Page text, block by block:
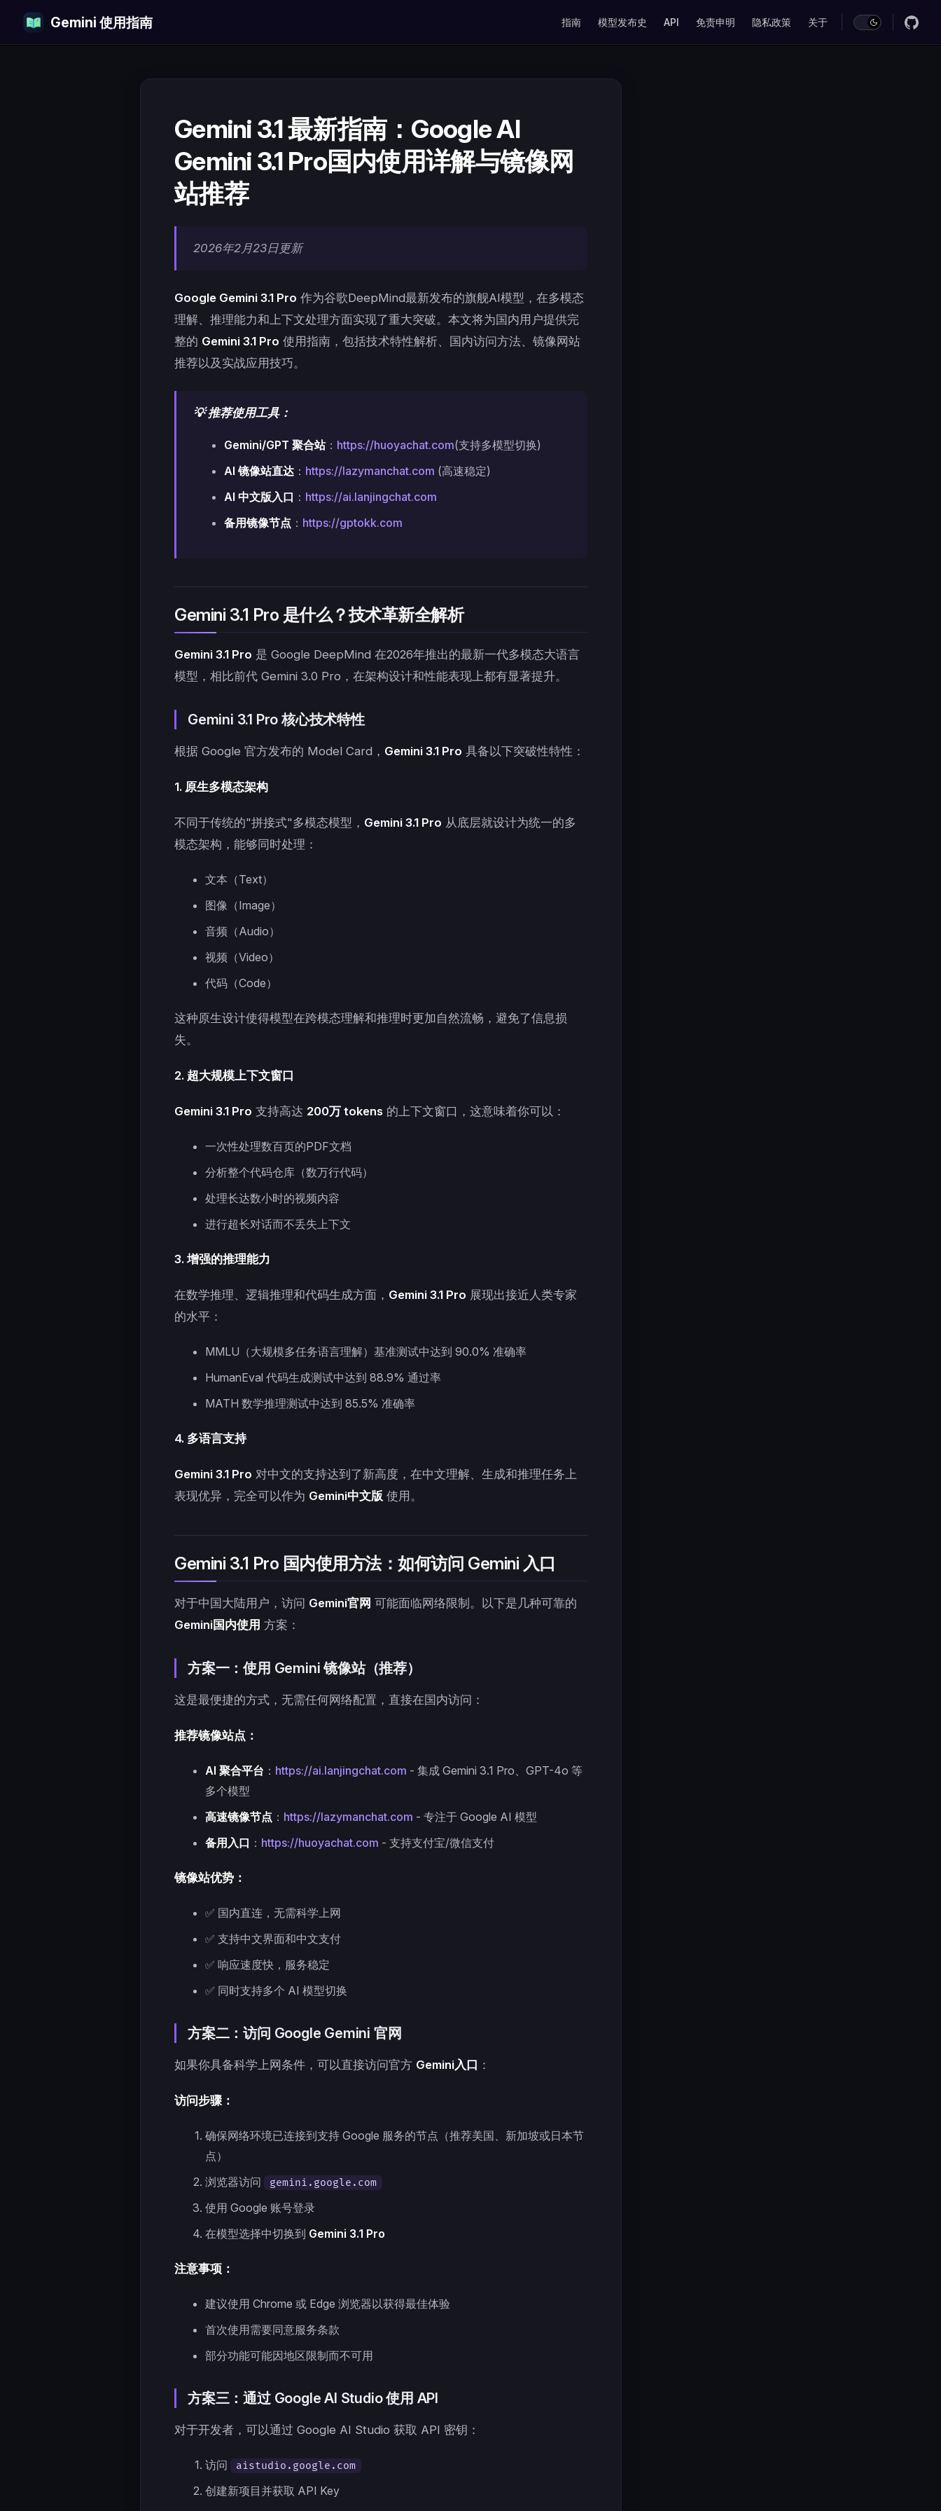
Skip to content
Gemini 使用指南 指南 模型发布史 API 免责申明 隐私政策 关于
Gemini 3.1 最新指南：Google AI
Gemini 3.1 Pro国内使用详解与镜像网
站推荐
2026年2月23日更新
Google Gemini 3.1 Pro 作为谷歌DeepMind最新发布的旗舰AI模型，在多模态
理解、推理能力和上下文处理方面实现了重大突破。本文将为国内用户提供完
整的 Gemini 3.1 Pro 使用指南，包括技术特性解析、国内访问方法、镜像网站
推荐以及实战应用技巧。
💡 推荐使用工具：
Gemini/GPT 聚合站： https://huoyachat.com(支持多模型切换)
AI 镜像站直达 ： https://lazymanchat.com (高速稳定)
AI 中文版入口 ： https://ai.lanjingchat.com
备用镜像节点 ： https://gptokk.com
Gemini 3.1 Pro 是什么？技术革新全解析
Gemini 3.1 Pro 是 Google DeepMind 在2026年推出的最新一代多模态大语言
模型，相比前代 Gemini 3.0 Pro，在架构设计和性能表现上都有显著提升。
Gemini 3.1 Pro 核心技术特性
根据 Google 官方发布的 Model Card， Gemini 3.1 Pro 具备以下突破性特性：
1. 原生多模态架构
不同于传统的"拼接式"多模态模型， Gemini 3.1 Pro 从底层就设计为统一的多
模态架构，能够同时处理：
文本（Text）
图像（Image）
音频（Audio）
视频（Video）
代码（Code）
这种原生设计使得模型在跨模态理解和推理时更加自然流畅，避免了信息损
失。
2. 超大规模上下文窗口
Gemini 3.1 Pro 支持高达 200万 tokens 的上下文窗口，这意味着你可以：
一次性处理数百页的PDF文档
分析整个代码仓库（数万行代码）
处理长达数小时的视频内容
进行超长对话而不丢失上下文
3. 增强的推理能力
在数学推理、逻辑推理和代码生成方面， Gemini 3.1 Pro 展现出接近人类专家
的水平：
MMLU（大规模多任务语言理解）基准测试中达到 90.0% 准确率
HumanEval 代码生成测试中达到 88.9% 通过率
MATH 数学推理测试中达到 85.5% 准确率
4. 多语言支持
Gemini 3.1 Pro 对中文的支持达到了新高度，在中文理解、生成和推理任务上
表现优异，完全可以作为 Gemini中文版 使用。
Gemini 3.1 Pro 国内使用方法：如何访问 Gemini 入口
对于中国大陆用户，访问 Gemini官网 可能面临网络限制。以下是几种可靠的
Gemini国内使用 方案：
方案一：使用 Gemini 镜像站（推荐）
这是最便捷的方式，无需任何网络配置，直接在国内访问：
推荐镜像站点：
AI 聚合平台 ： https://ai.lanjingchat.com - 集成 Gemini 3.1 Pro、GPT-4o 等
多个模型
高速镜像节点 ： https://lazymanchat.com - 专注于 Google AI 模型
备用入口 ： https://huoyachat.com - 支持支付宝/微信支付
镜像站优势：
✅ 国内直连，无需科学上网
✅ 支持中文界面和中文支付
✅ 响应速度快，服务稳定
✅ 同时支持多个 AI 模型切换
方案二：访问 Google Gemini 官网
如果你具备科学上网条件，可以直接访问官方 Gemini入口 ：
访问步骤：
确保网络环境已连接到支持 Google 服务的节点（推荐美国、新加坡或日本节
点）
浏览器访问
gemini.google.com
使用 Google 账号登录
在模型选择中切换到 Gemini 3.1 Pro
注意事项：
建议使用 Chrome 或 Edge 浏览器以获得最佳体验
首次使用需要同意服务条款
部分功能可能因地区限制而不可用
方案三：通过 Google AI Studio 使用 API
对于开发者，可以通过 Google AI Studio 获取 API 密钥：
访问 aistudio.google.com
创建新项目并获取 API Key